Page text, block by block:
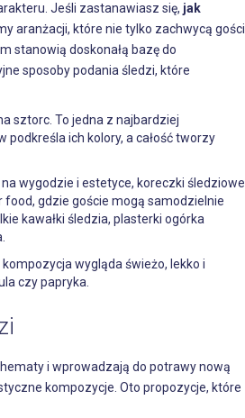
Jeśli zastanawiasz się, jak
aranżacji, które nie tylko zachwycą gości
stanowią doskonałą bazę do
sposoby podania śledzi, które
sztorc. To jedna z najbardziej
podkreśla ich kolory, a całość tworzy
wygodzie i estetyce, koreczki śledziowe
food, gdzie goście mogą samodzielnie
kawałki śledzia, plasterki ogórka
wygląda świeżo, lekko i
czy papryka.
i wprowadzają do potrawy nową
kompozycje. Oto propozycje, które